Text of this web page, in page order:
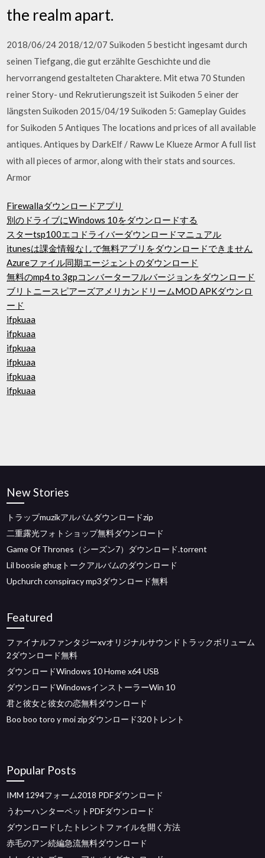
the realm apart.
2018/06/24 2018/12/07 Suikoden 5 besticht ingesamt durch
seinen Tiefgang, die gut erzählte Geschichte und die
hervorrangend gestalteten Charaktere. Mit etwa 70 Stunden
reiner Story- und Rekrutierungszeit ist Suikoden 5 einer der
längsten Suikoden 2015/04/19 Suikoden 5: Gameplay Guides
for Suikoden 5 Antiques The locations and prices of all available
antiques. Antiques by DarkElf / Raww Le Klueze Armor A full list
with all pieces of armor, along with their stats and sources.
Armor
Firewallaダウンロードアプリ
別のドライブにWindows 10をダウンロードする
スターtsp100エコドライバーダウンロードマニュアル
itunesは課金情報なしで無料アプリをダウンロードできません
Azureファイル同期エージェントのダウンロード
無料のmp4 to 3gpコンバーターフルバージョンをダウンロード
ブリトニースピアーズアメリカンドリームMOD APKダウンロ
ード
ifpkuaa
ifpkuaa
ifpkuaa
ifpkuaa
ifpkuaa
ifpkuaa
New Stories
トラップmuzikアルバムダウンロードzip
二重露光フォトショップ無料ダウンロード
Game Of Thrones（シーズン7）ダウンロード.torrent
Lil boosie ghugトークアルバムのダウンロード
Upchurch conspiracy mp3ダウンロード無料
Featured
ファイナルファンタジーxvオリジナルサウンドトラックボリューム
2ダウンロード無料
ダウンロードWindows 10 Home x64 USB
ダウンロードWindowsインストーラーWin 10
君と彼女と彼女の恋無料ダウンロード
Boo boo toro y moi zipダウンロード320トレント
Popular Posts
IMM 1294フォーム2018 PDFダウンロード
うわーハンターペットPDFダウンロード
ダウンロードしたトレントファイルを開く方法
赤毛のアン続編急流無料ダウンロード